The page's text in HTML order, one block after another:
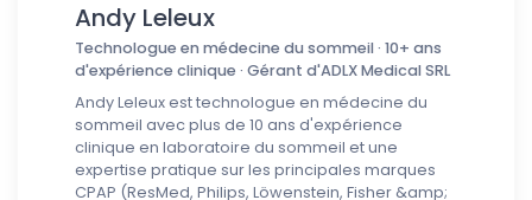
Andy Leleux
Technologue en médecine du sommeil · 10+ ans
d'expérience clinique · Gérant d'ADLX Medical SRL
Andy Leleux est technologue en médecine du
sommeil avec plus de 10 ans d'expérience
clinique en laboratoire du sommeil et une
expertise pratique sur les principales marques
CPAP (ResMed, Philips, Löwenstein, Fisher &amp;